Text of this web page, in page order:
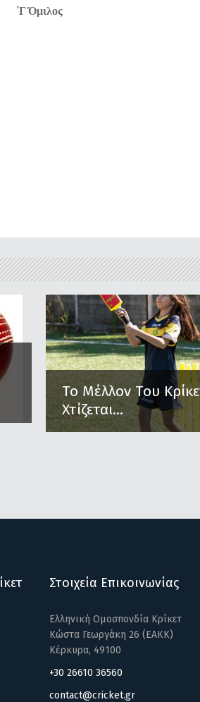
΄Γ Όμιλος
Το Μέλλον Του
Χτίζεται...
Στοιχεία Επικοινωνίας
Ελληνική Ομοσπονδία Κρίκετ
Κώστα Γεωργάκη 26 (ΕΑΚΚ)
Κέρκυρα, 49100
+30 26610 36560
contact@cricket.gr